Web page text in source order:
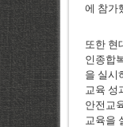
에 참가
또한 현
인종합
을 실시
교육 성
안전교
교육을